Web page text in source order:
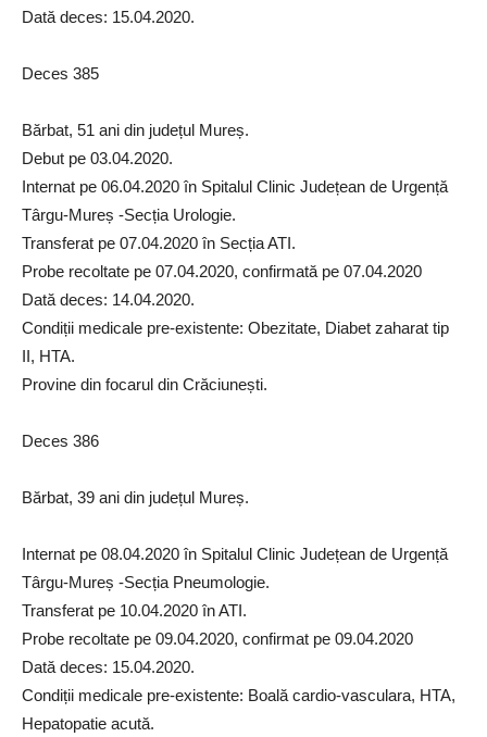
Dată deces: 15.04.2020.
Deces 385
Bărbat, 51 ani din județul Mureș.
Debut pe 03.04.2020.
Internat pe 06.04.2020 în Spitalul Clinic Județean de Urgență
Târgu-Mureș -Secția Urologie.
Transferat pe 07.04.2020 în Secția ATI.
Probe recoltate pe 07.04.2020, confirmată pe 07.04.2020
Dată deces: 14.04.2020.
Condiții medicale pre-existente: Obezitate, Diabet zaharat tip
II, HTA.
Provine din focarul din Crăciunești.
Deces 386
Bărbat, 39 ani din județul Mureș.
Internat pe 08.04.2020 în Spitalul Clinic Județean de Urgență
Târgu-Mureș -Secția Pneumologie.
Transferat pe 10.04.2020 în ATI.
Probe recoltate pe 09.04.2020, confirmat pe 09.04.2020
Dată deces: 15.04.2020.
Condiții medicale pre-existente: Boală cardio-vasculara, HTA,
Hepatopatie acută.